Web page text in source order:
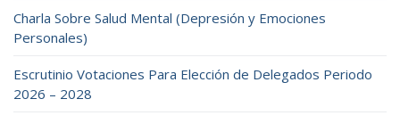
Charla Sobre Salud Mental (Depresión y Emociones
Personales)
Escrutinio Votaciones Para Elección de Delegados Periodo
2026 – 2028